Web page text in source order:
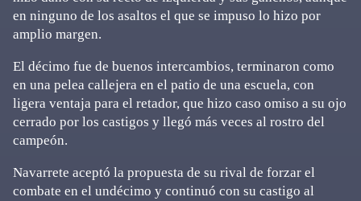
en ninguno de los asaltos el que se impuso lo hizo por
amplio margen.
El décimo fue de buenos intercambios, terminaron como
en una pelea callejera en el patio de una escuela, con
ligera ventaja para el retador, que hizo caso omiso a su ojo
cerrado por los castigos y llegó más veces al rostro del
campeón.
Navarrete aceptó la propuesta de su rival de forzar el
combate en el undécimo y continuó con su castigo al